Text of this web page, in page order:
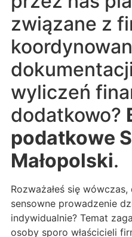
związane z
wyliczeń
dodatkowo?
podatkowe
Małopolski.
Rozważałeś się
sensowne prowadzenie
indywidualnie? Temat
osoby sporo właścicieli